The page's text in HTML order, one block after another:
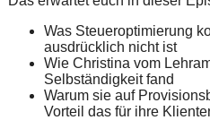
Was Steueroptimierung
ausdrücklich nicht ist
Wie Christina vom
Selbständigkeit fand
Warum sie auf
Vorteil das für ihre